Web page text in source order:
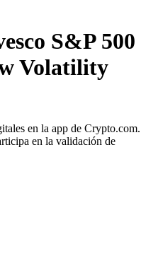
S&P 500
Volatility
en la app de Crypto.com.
en la validación de